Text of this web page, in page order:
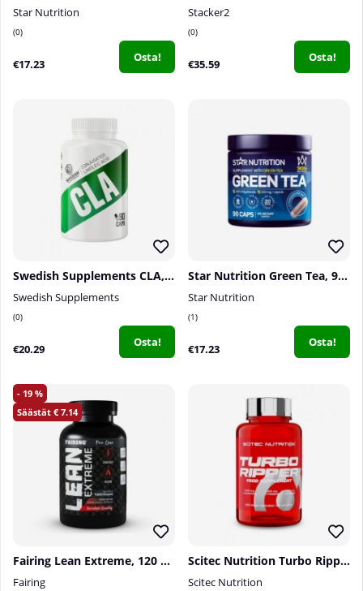
Star Nutrition
0
€17.23 Osta!
Stacker2
0
€35.59 Osta!
Swedish Supplements CLA, 90 caps
Swedish Supplements
0
€20.29 Osta!
Star Nutrition Green Tea, 90 caps
Star Nutrition
1
€17.23 Osta!
19
7.14
Fairing Lean Extreme, 120 caps
Fairing
Scitec Nutrition Turbo Ripper, 100 caps
Scitec Nutrition